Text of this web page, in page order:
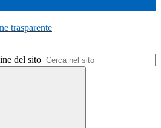
trasparente
del sito